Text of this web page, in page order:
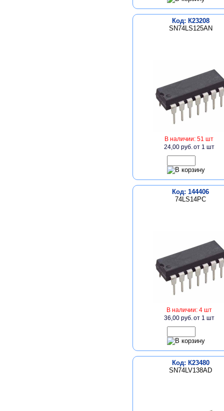
Код: К23208
SN74LS125AN
В наличии: 51 шт
24,00 руб.от 1 шт
Код: 144406
74LS14PC
В наличии: 4 шт
36,00 руб.от 1 шт
Код: К23480
SN74LV138AD